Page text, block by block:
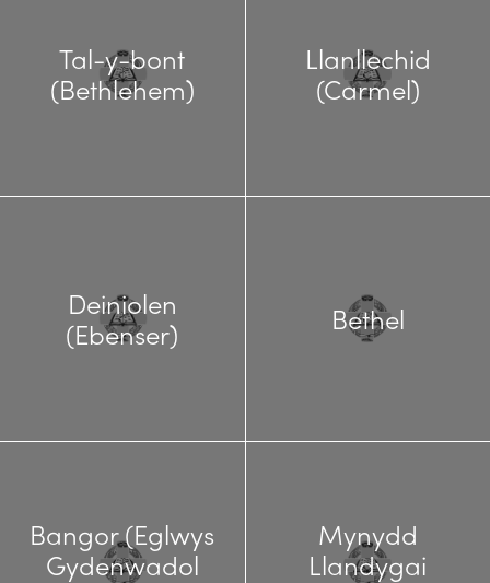
Tal-y-bont
(Bethlehem)
Llanllechid
(Carmel)
Deiniolen
(Ebenser)
Bethel
Bangor (Eglwys
Gydenwadol
Mynydd
Llandygai